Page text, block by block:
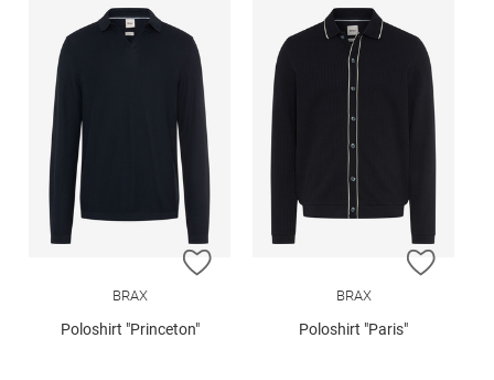
ZUR WUNSCHLISTE HINZUFÜGEN
BRAX
Poloshirt "Princeton"
ZUR
BRAX
Poloshirt "Paris"